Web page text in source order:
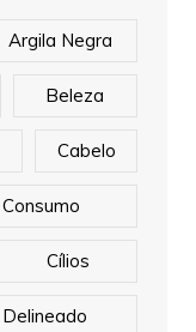
Argila Negra
Beleza
Cabelo
Consumo
Cílios
Delineado